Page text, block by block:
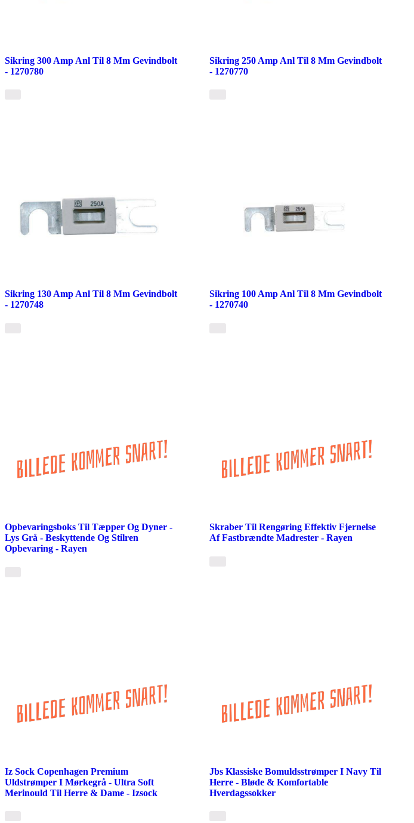
Sikring 300 Amp Anl Til 8 Mm Gevindbolt
- 1270780
Sikring 250 Amp Anl Til 8 Mm Gevindbolt
- 1270770
Sikring 130 Amp Anl Til 8 Mm Gevindbolt
- 1270748
Sikring 100 Amp Anl Til 8 Mm Gevindbolt
- 1270740
Opbevaringsboks Til Tæpper Og Dyner -
Lys Grå - Beskyttende Og Stilren
Opbevaring - Rayen
Skraber Til Rengøring Effektiv Fjernelse
Af Fastbrændte Madrester - Rayen
Iz Sock Copenhagen Premium
Uldstrømper I Mørkegrå - Ultra Soft
Merinould Til Herre & Dame - Izsock
Jbs Klassiske Bomuldsstrømper I Navy Til
Herre - Bløde & Komfortable
Hverdagssokker